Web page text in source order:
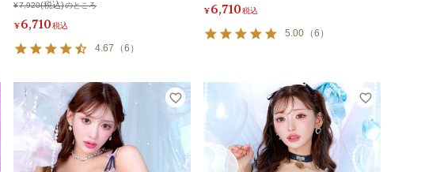
¥7,920 のところ
¥6,710税込
4.67 （6 ）
¥6,710税込
5.00 （6 ）